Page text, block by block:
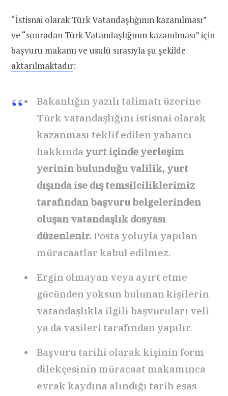
“İstisnai olarak Türk Vatandaşlığının kazanılması”
ve “sonradan Türk Vatandaşlığının kazanılması” için
başvuru makamı ve usulü sırasıyla şu şekilde
aktarılmaktadır:
Bakanlığın yazılı talimatı üzerine
Türk vatandaşlığını istisnai olarak
kazanması teklif edilen yabancı
hakkında yurt içinde yerleşim
yerinin bulunduğu valilik, yurt
dışında ise dış temsilciliklerimiz
tarafından başvuru belgelerinden
oluşan vatandaşlık dosyası
düzenlenir. Posta yoluyla yapılan
müracaatlar kabul edilmez.
Ergin olmayan veya ayırt etme
gücünden yoksun bulunan kişilerin
vatandaşlıkla ilgili başvuruları veli
ya da vasileri tarafından yapılır.
Başvuru tarihi olarak kişinin form
dilekçesinin müracaat makamınca
evrak kaydına alındığı tarih esas